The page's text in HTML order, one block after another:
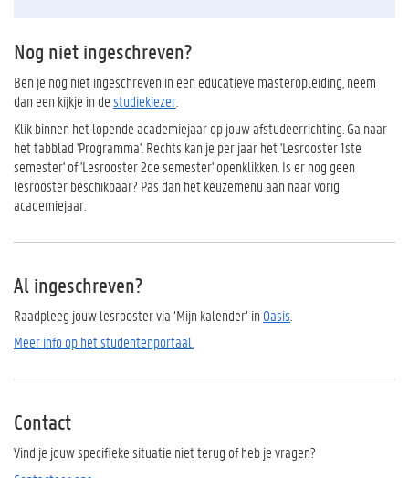
Nog niet ingeschreven?
Ben je nog niet ingeschreven in een educatieve masteropleiding, neem
dan een kijkje in destudiekiezer
Klik binnen het lopende academiejaar op jouw afstudeerrichting. Ga naar
het tabblad 'Programma'. Rechts kan je per jaar het 'Lesrooster 1ste
semester' of 'Lesrooster 2de semester' openklikken. Is er nog geen
lesrooster beschikbaar? Pas dan het keuzemenu aan naar vorig
academiejaar.
Al ingeschreven?
Raadpleeg jouw lesrooster via ‘Mijn kalender’ in Oasis
Meer info op het studentenportaal.
Contact
Vind je jouw specifieke situatie niet terug of heb je vragen?